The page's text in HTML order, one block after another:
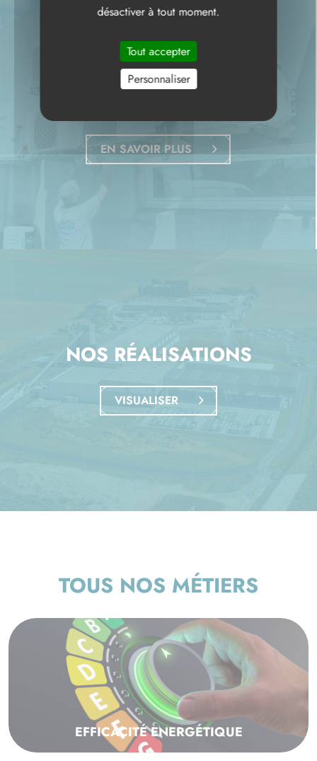
ENTRETIEN
EN SAVOIR PLUS
NOS RÉALISATIONS
VISUALISER
TOUS NOS MÉTIERS
EFFICACITÉ ENERGÉTIQUE
désactiver à tout moment.
Tout accepter
Personnaliser